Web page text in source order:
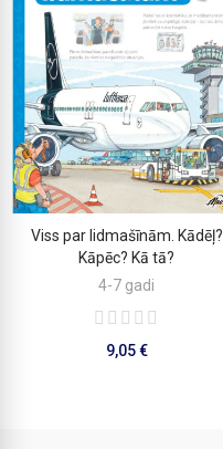
PIEVIENOT GROZAM
Viss par lidmašīnām. Kādēļ?
Kāpēc? Kā tā?
4-7 gadi
9,05 €